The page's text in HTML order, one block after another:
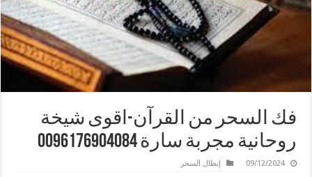
فك السحر من القرآن-اقوى شيخة
روحانية مجربة سارة 0096176904084
09/12/2024 إبطال السحر